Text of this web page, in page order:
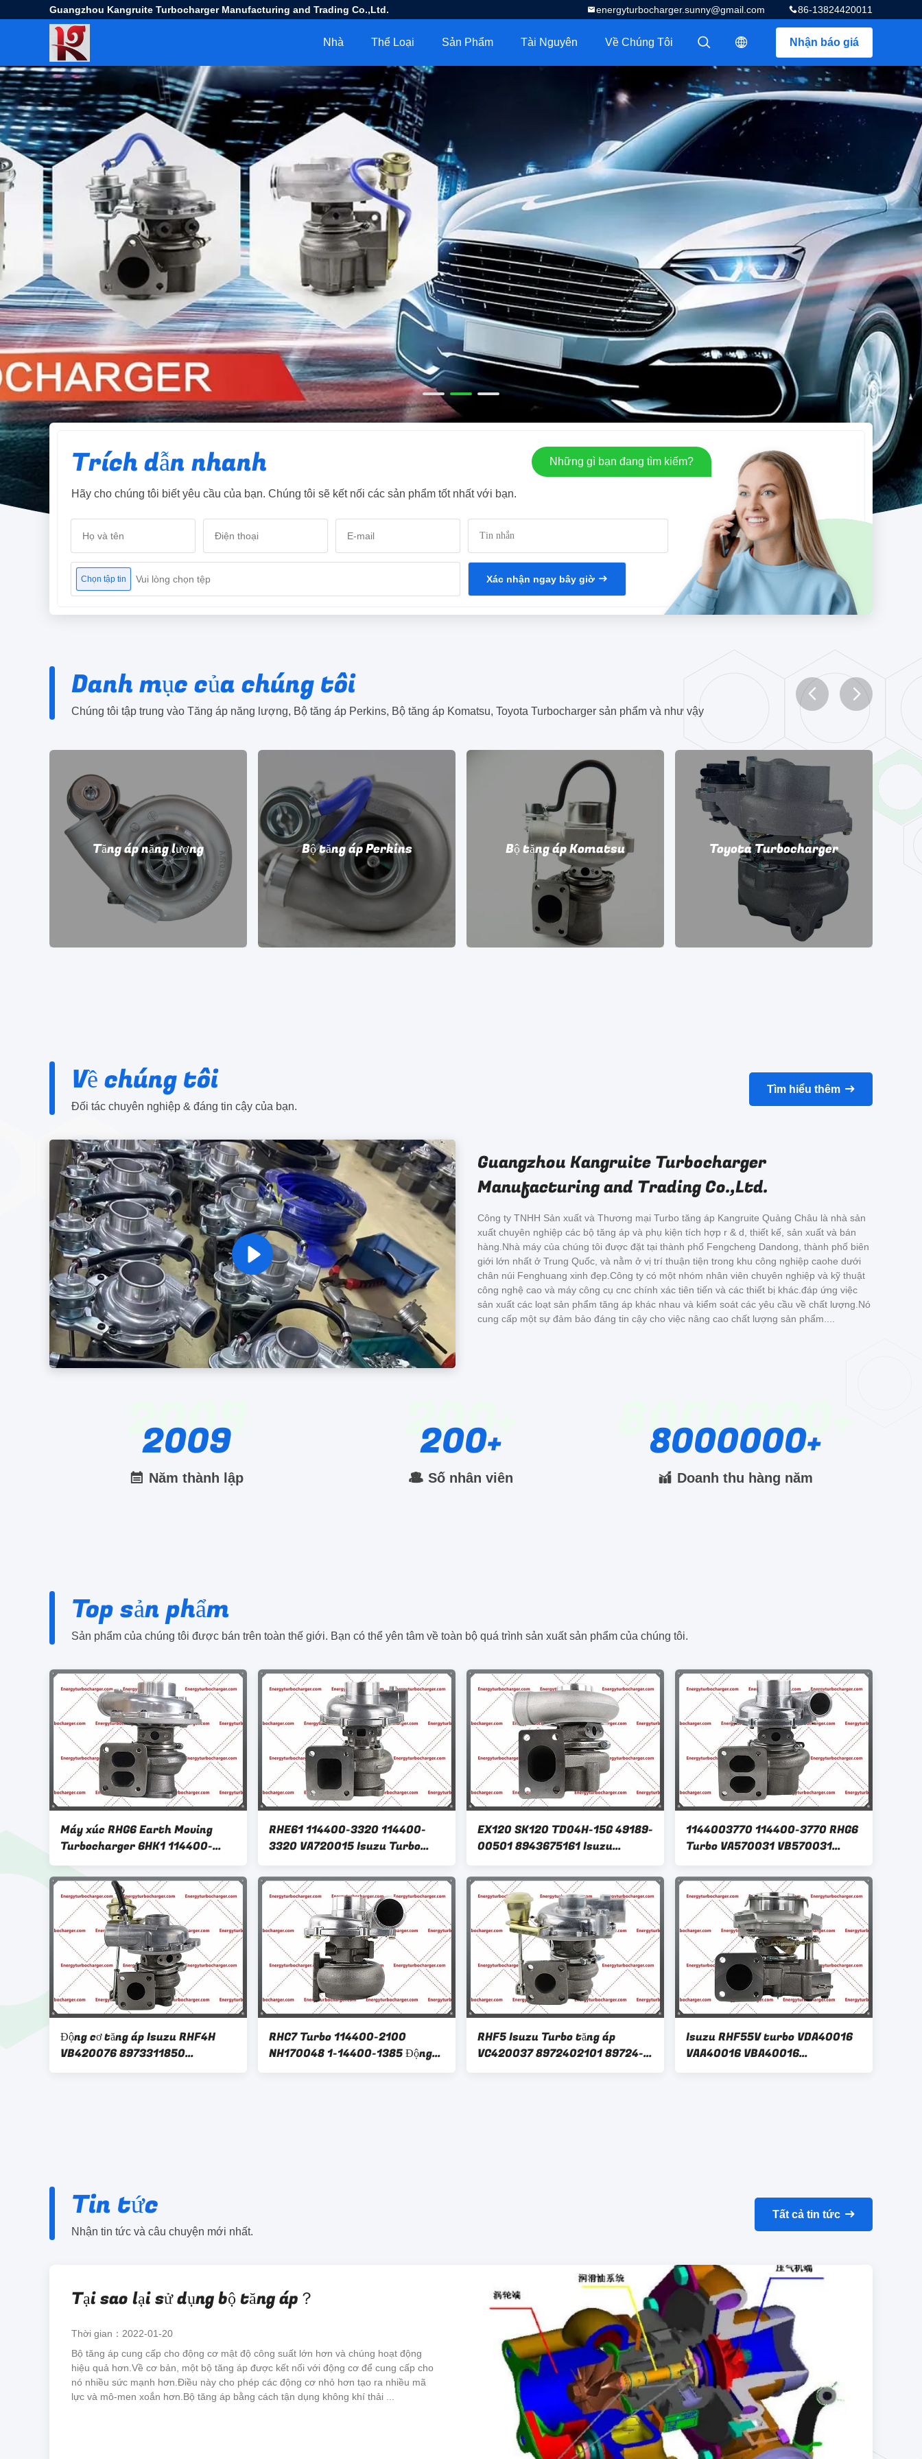
Guangzhou Kangruite Turbocharger Manufacturing and Trading Co.,Ltd. 86-13824420011
energyturbocharger.sunny@gmail.com
Nhận báo giá
描述
描述
Nhà Thể Loại Sản Phẩm Tài Nguyên Về Chúng Tôi
Những gì bạn đang tìm kiếm?
Trích dẫn nhanh
Hãy cho chúng tôi biết yêu cầu của bạn. Chúng tôi sẽ kết nối các sản phẩm tốt nhất với bạn.
Chọn tập tin Vui lòng chọn tệp Xác nhận ngay bây giờ
Danh mục của chúng tôi
Chúng tôi tập trung vào Tăng áp năng lượng, Bộ tăng áp Perkins, Bộ tăng áp Komatsu, Toyota Turbocharger sản phẩm và như vậy
Tăng áp năng lượng Bộ tăng áp Perkins Bộ tăng áp Komatsu Toyota Turbocharger
Về chúng tôi
Đối tác chuyên nghiệp & đáng tin cậy của bạn.
Tìm hiểu thêm
Guangzhou Kangruite Turbocharger
Manufacturing and Trading Co.,Ltd.
Công ty TNHH Sản xuất và Thương mại Turbo tăng áp Kangruite Quảng Châu là nhà sản
xuất chuyên nghiệp các bộ tăng áp và phụ kiện tích hợp r & d, thiết kế, sản xuất và bán
hàng.Nhà máy của chúng tôi được đặt tại thành phố Fengcheng Dandong, thành phố biên
giới lớn nhất ở Trung Quốc, và nằm ở vị trí thuận tiện trong khu công nghiệp caohe dưới
chân núi Fenghuang xinh đẹp.Công ty có một nhóm nhân viên chuyên nghiệp và kỹ thuật
công nghệ cao và máy công cụ cnc chính xác tiên tiến và các thiết bị khác.đáp ứng việc
sản xuất các loạt sản phẩm tăng áp khác nhau và kiểm soát các yêu cầu về chất lượng.Nó
cung cấp một sự đảm bảo đáng tin cậy cho việc nâng cao chất lượng sản phẩm....
2009
2009
Năm thành lập
200
200
Số nhân viên
8000000
8000000
Doanh thu hàng năm
Top sản phẩm
Sản phẩm của chúng tôi được bán trên toàn thế giới. Bạn có thể yên tâm về toàn bộ quá trình sản xuất sản phẩm của chúng tôi.
Máy xúc RHG6 Earth Moving
Turbocharger 6HK1 114400-
4420 4380 cho Hitachi ZAXIS
330-3 ZX360-3
RHE61 114400-3320 114400-
3320 VA720015 Isuzu Turbo
EX200-5 6BG1T
EX120 SK120 TD04H-15G 49189-
00501 8943675161 Isuzu
Kobelco Excavator 4BD1T
1144003770 114400-3770 RHG6
Turbo VA570031 VB570031
máy xúc ZAXIS200
Động cơ tăng áp Isuzu RHF4H
VB420076 8973311850
RHC7 Turbo 114400-2100
NH170048 1-14400-1385 Động
RHF5 Isuzu Turbo tăng áp
VC420037 8972402101 89724-
Isuzu RHF55V turbo VDA40016
VAA40016 VBA40016
Tin tức
Nhận tin tức và câu chuyện mới nhất.
Tất cả tin tức
Tại sao lại sử dụng bộ tăng áp？
Thời gian：2022-01-20
Bộ tăng áp cung cấp cho động cơ mật độ công suất lớn hơn và chúng hoạt động
hiệu quả hơn.Về cơ bản, một bộ tăng áp được kết nối với động cơ để cung cấp cho
nó nhiều sức mạnh hơn.Điều này cho phép các động cơ nhỏ hơn tạo ra nhiều mã
lực và mô-men xoắn hơn.Bộ tăng áp bằng cách tận dụng không khí thải ...